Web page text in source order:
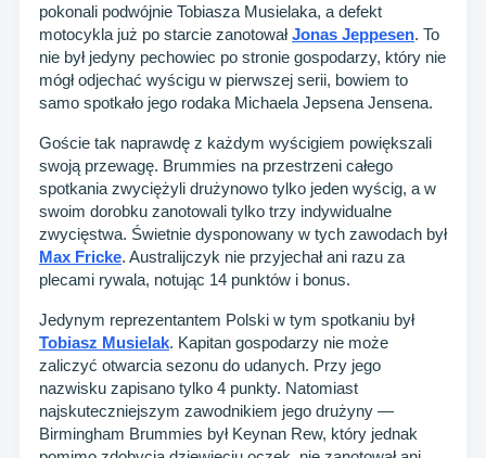
pokonali podwójnie Tobiasza Musielaka, a defekt
motocykla już po starcie zanotowałJonas Jeppesen. To
nie był jedyny pechowiec po stronie gospodarzy, który nie
mógł odjechać wyścigu w pierwszej serii, bowiem to
samo spotkało jego rodaka Michaela Jepsena Jensena.
Goście tak naprawdę z każdym wyścigiem powiększali
swoją przewagę. Brummies na przestrzeni całego
spotkania zwyciężyli drużynowo tylko jeden wyścig, a w
swoim dorobku zanotowali tylko trzy indywidualne
zwycięstwa. Świetnie dysponowany w tych zawodach był
Max Fricke. Australijczyk nie przyjechał ani razu za
plecami rywala, notując 14 punktów i bonus.
Jedynym reprezentantem Polski w tym spotkaniu był
Tobiasz Musielak. Kapitan gospodarzy nie może
zaliczyć otwarcia sezonu do udanych. Przy jego
nazwisku zapisano tylko 4 punkty. Natomiast
najskuteczniejszym zawodnikiem jego drużyny —
Birmingham Brummies był Keynan Rew, który jednak